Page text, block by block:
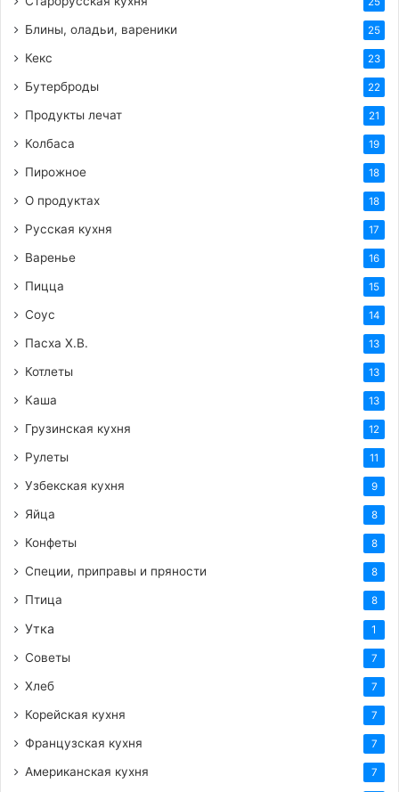
Блины, оладьи, вареники 25
Кекс 23
Бутерброды 22
Продукты лечат 21
Колбаса 19
Пирожное 18
О продуктах 18
Русская кухня 17
Варенье 16
Пицца 15
Соус 14
Пасха Х.В. 13
Котлеты 13
Каша 13
Грузинская кухня 12
Рулеты 11
Узбекская кухня 9
Яйца 8
Конфеты 8
Специи, приправы и пряности 8
Птица 8
Утка 1
Советы 7
Хлеб 7
Корейская кухня 7
Французская кухня 7
Американская кухня 7